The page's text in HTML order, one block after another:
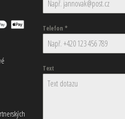
Telefon *
Text